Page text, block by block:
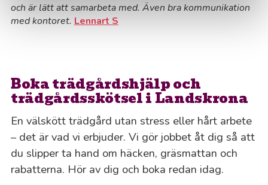
och är lätt att samarbeta med. Även bra kommunikation
med kontoret. Lennart S
Boka trädgårdshjälp och
trädgårdsskötsel i Landskrona
En välskött trädgård utan stress eller hårt arbete
– det är vad vi erbjuder. Vi gör jobbet åt dig så att
du slipper ta hand om häcken, gräsmattan och
rabatterna. Hör av dig och boka redan idag.